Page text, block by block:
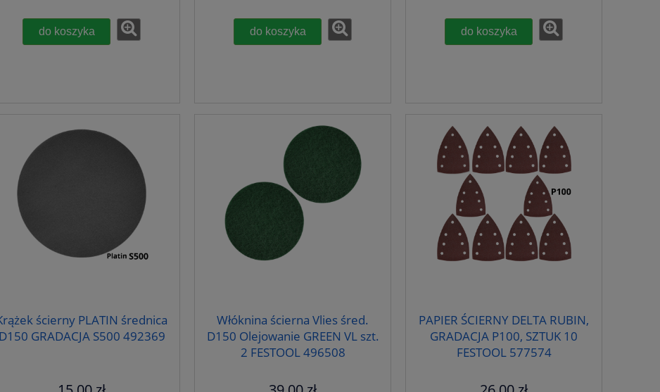
do koszyka do koszyka do koszyka
ścierny PLATIN średnica
D150 GRADACJA S500 492369
Włóknina ścierna Vlies śred.
D150 Olejowanie GREEN VL szt.
2 FESTOOL 496508
PAPIER ŚCIERNY DELTA RUBIN,
GRADACJA P100, SZTUK 10
FESTOOL 577574